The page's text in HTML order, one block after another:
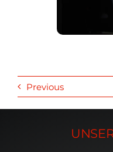
Previous